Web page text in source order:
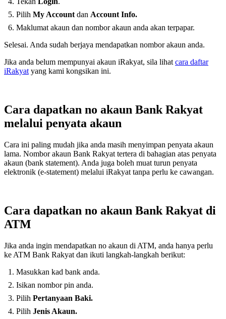
Pilih My Account dan Account Info.
Maklumat akaun dan nombor akaun anda akan terpapar.
Selesai. Anda sudah berjaya mendapatkan nombor akaun anda.
Jika anda belum mempunyai akaun iRakyat, sila lihat cara daftar
iRakyat yang kami kongsikan ini.
Cara dapatkan no akaun Bank Rakyat
melalui penyata akaun
Cara ini paling mudah jika anda masih menyimpan penyata akaun
lama. Nombor akaun Bank Rakyat tertera di bahagian atas penyata
akaun (bank statement). Anda juga boleh muat turun penyata
elektronik (e-statement) melalui iRakyat tanpa perlu ke cawangan.
Cara dapatkan no akaun Bank Rakyat di
ATM
Jika anda ingin mendapatkan no akaun di ATM, anda hanya perlu
ke ATM Bank Rakyat dan ikuti langkah-langkah berikut:
Masukkan kad bank anda.
Isikan nombor pin anda.
Pilih Pertanyaan Baki.
Pilih Jenis Akaun.